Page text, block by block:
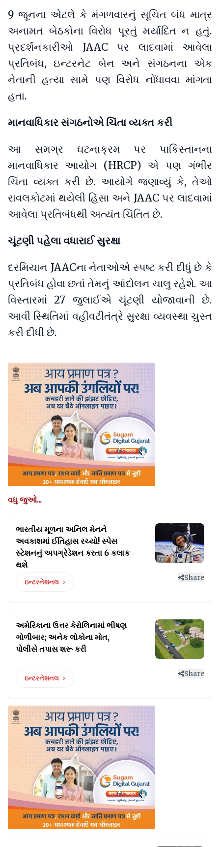
9 જૂનના એટલે કે મંગળવારનું સૂચિત બંધ માત્ર
અનામત બેઠકોના વિરોધ પૂરતું મર્યાદિત ન હતું.
પ્રદર્શનકારીઓ JAAC પર લાદવામાં આવેલા
પ્રતિબંધ, ઇન્ટરનેટ બેન અને સંગઠનના એક
નેતાની હત્યા સામે પણ વિરોધ નોંધાવવા માંગતા
હતા.
માનવાધિકાર સંગઠનોએ ચિંતા વ્યક્ત કરી
આ સમગ્ર ઘટનાક્રમ પર પાકિસ્તાનના
માનવાધિકાર આયોગ (HRCP) એ પણ ગંભીર
ચિંતા વ્યક્ત કરી છે. આયોગે જણાવ્યું કે, તેઓ
રાવલકોટમાં થયેલી હિંસા અને JAAC પર લાદવામાં
આવેલા પ્રતિબંધથી અત્યંત ચિંતિત છે.
ચૂંટણી પહેલા વધારાઈ સુરક્ષા
દરમિયાન JAACના નેતાઓએ સ્પષ્ટ કરી દીધું છે કે
પ્રતિબંધ હોવા છતાં તેમનું આંદોલન ચાલુ રહેશે. આ
વિસ્તારમાં 27 જુલાઈએ ચૂંટણી યોજાવાની છે.
આવી સ્થિતિમાં વહીવટીતંત્રે સુરક્ષા વ્યવસ્થા ચુસ્ત
કરી દીધી છે.
વધુ જુઓ...
ભારતીય મૂળના અનિલ મેનને
અવકાશમાં ઈતિહાસ રચ્યો! સ્પેસ
સ્ટેશનનું અપગ્રેડેશન કરતા 6 કલાક
થશે
ઇન્ટરનેશનલ
Share
અમેરિકાના ઉત્તર કેરોલિનામાં ભીષણ
ગોળીબાર; અનેક લોકોના મોત,
પોલીસે તપાસ શરૂ કરી
ઇન્ટરનેશનલ
Share